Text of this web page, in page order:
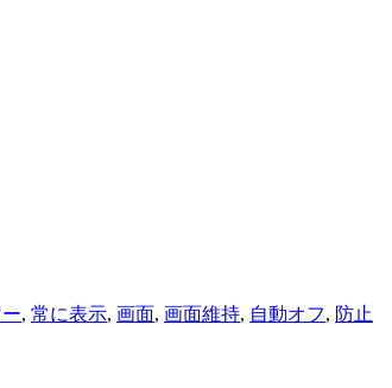
, 常に表示, 画面, 画面維持, 自動オフ, 防止